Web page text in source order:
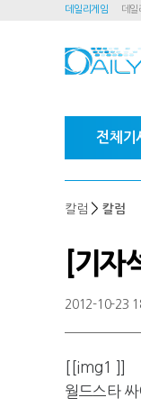
데일리게임 데
전체기
칼럼 > 칼럼
[기자
2012-10-23
[[img1 ]]
월드스타